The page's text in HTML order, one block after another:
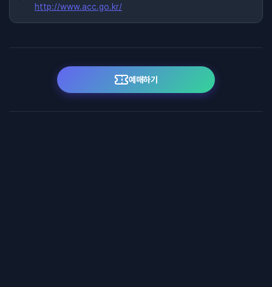
http://www.acc.go.kr/
예매하기